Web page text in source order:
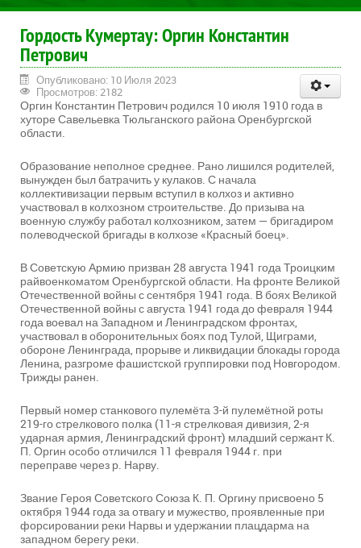
Гордость Кумертау: Оргин Константин
Петрович
Опубликовано: 10 Июля 2023
Просмотров: 2182
Оргин Константин Петрович родился 10 июля 1910 года в
хуторе Савельевка Тюльганского района Оренбургской
области.
Образование неполное среднее. Рано лишился родителей,
вынужден был батрачить у кулаков. С начала
коллективизации первым вступил в колхоз и активно
участвовал в колхозном строительстве. До призыва на
военную службу работал колхозником, затем — бригадиром
полеводческой бригады в колхозе «Красный боец».
В Советскую Армию призван 28 августа 1941 года Троицким
райвоенкоматом Оренбургской области. На фронте Великой
Отечественной войны с сентября 1941 года. В боях Великой
Отечественной войны с августа 1941 года до февраля 1944
года воевал на Западном и Ленинградском фронтах,
участвовал в оборонительных боях под Тулой, Щиграми,
обороне Ленинграда, прорыве и ликвидации блокады города
Ленина, разгроме фашистской группировки под Новгородом.
Трижды ранен.
Первый номер станкового пулемёта 3-й пулемётной роты
219-го стрелкового полка (11-я стрелковая дивизия, 2-я
ударная армия, Ленинградский фронт) младший сержант К.
П. Оргин особо отличился 11 февраля 1944 г. при
переправе через р. Нарву.
Звание Героя Советского Союза К. П. Оргину присвоено 5
октября 1944 года за отвагу и мужество, проявленные при
форсировании реки Нарвы и удержании плацдарма на
западном берегу реки.